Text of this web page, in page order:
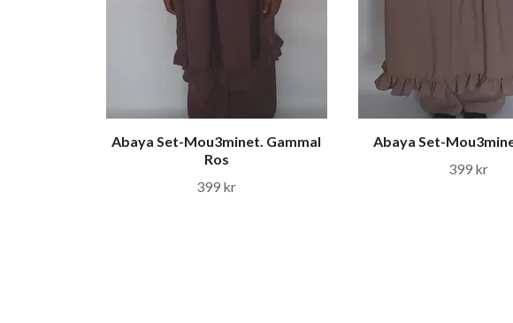
Abaya Set-Mou3minet. Gammal
Ros
399 kr
Abaya Set-
399 kr